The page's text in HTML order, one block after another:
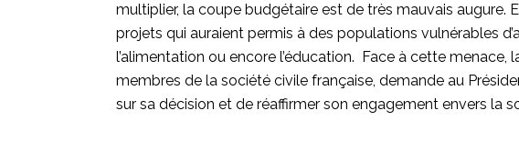
multiplier, la coupe budgétaire est de très mauvais augure.
projets qui auraient permis à des populations vulnérables
l’alimentation ou encore l’éducation. Face à cette
membres de la société civile française, demande au
sur sa décision et de réaffirmer son engagement envers la